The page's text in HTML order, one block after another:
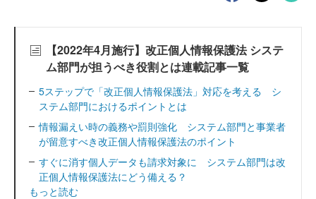
【2022年4月施行】改正個人情報保護法 システ
ム部門が担うべき役割とは連載記事一覧
5ステップで「改正個人情報保護法」対応を考える シ
ステム部門におけるポイントとは
情報漏えい時の義務や罰則強化 システム部門と事業者
が留意すべき改正個人情報保護法のポイント
すぐに消す個人データも請求対象に システム部門は改
正個人情報保護法にどう備える？
もっと読む